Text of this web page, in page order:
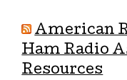
American
Ham Radio
Resources